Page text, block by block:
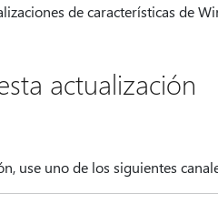
de características de
actualización
use uno de los siguientes